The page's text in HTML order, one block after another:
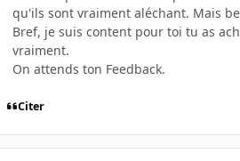
qu'ils sont vraiment aléchant. Mais
Bref, je suis content pour toi tu as
vraiment.
On attends ton Feedback.
Citer